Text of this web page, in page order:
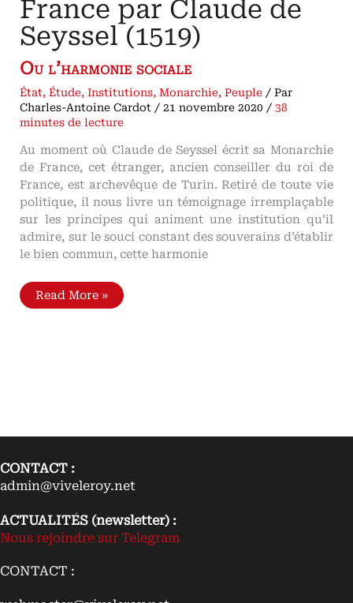
France par Claude de
Seyssel (1519)
Ou l’harmonie sociale
État,Étude,Institutions,Monarchie,Peuple / Par
Charles-Antoine Cardot /21 novembre 2020 /38
minutes de lecture
Au moment où Claude de Seyssel écrit sa Monarchie
de France, cet étranger, ancien conseiller du roi de
France, est archevêque de Turin. Retiré de toute vie
politique, il nous livre un témoignage irremplaçable
sur les principes qui animent une institution qu’il
admire, sur le souci constant des souverains d’établir
le bien commun, cette harmonie
La
Monarchie
Read More »
CONTACT :
admin@viveleroy.net
ACTUALITÉS (newsletter) :
Nous rejoindre sur Telegram
CONTACT :